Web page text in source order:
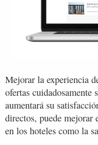
Mejorar la experiencia
ofertas cuidadosamente
aumentará su
directos, puede mejorar
en los hoteles como la